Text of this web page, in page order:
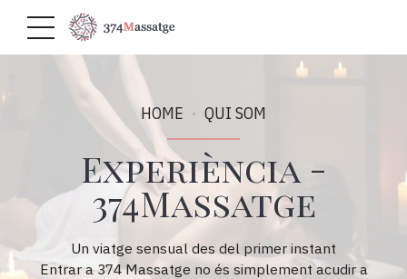
HOME QUI SOM
Experiència -
374Massatge
Un viatge sensual des del primer instant
Entrar a 374 Massatge no és simplement acudir a